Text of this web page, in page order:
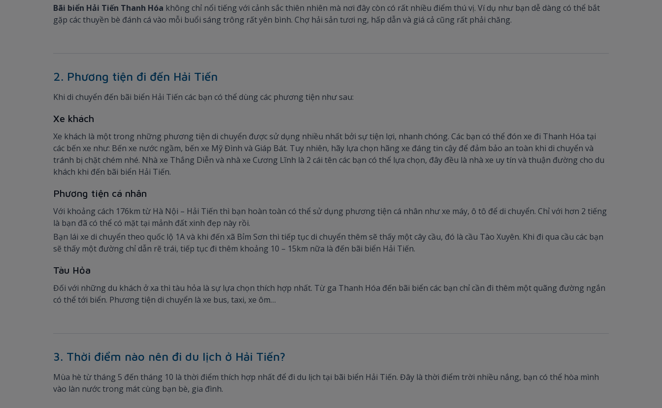
Bãi biển Hải Tiến Thanh Hóa không chỉ nổi tiếng với cảnh sắc thiên nhiên mà nơi đây còn có rất nhiều điểm thú vị. Ví dụ như bạn dễ dàng có thể bắt
gặp các thuyền bè đánh cá vào mỗi buổi sáng trông rất yên bình. Chợ hải sản tươi ng, hấp dẫn và giá cả cũng rất phải chăng.
2. Phương tiện đi đến Hải Tiến
Khi di chuyển đến bãi biển Hải Tiến các bạn có thể dùng các phương tiện như sau:
Xe khách
Xe khách là một trong những phương tiện di chuyển được sử dụng nhiều nhất bởi sự tiện lợi, nhanh chóng. Các bạn có thể đón xe đi Thanh Hóa tại
các bến xe như: Bến xe nước ngầm, bến xe Mỹ Đình và Giáp Bát. Tuy nhiên, hãy lựa chọn hãng xe đáng tin cậy để đảm bảo an toàn khi di chuyển và
tránh bị chặt chém nhé. Nhà xe Thắng Diễn và nhà xe Cương Lĩnh là 2 cái tên các bạn có thể lựa chọn, đây đều là nhà xe uy tín và thuận đường cho du
khách khi đến bãi biển Hải Tiến.
Phương tiện cá nhân
Với khoảng cách 176km từ Hà Nội – Hải Tiến thì bạn hoàn toàn có thể sử dụng phương tiện cá nhân như xe máy, ô tô để di chuyển. Chỉ với hơn 2 tiếng
là bạn đã có thể có mặt tại mảnh đất xinh đẹp này rồi.
Bạn lái xe di chuyển theo quốc lộ 1A và khi đến xã Bỉm Sơn thì tiếp tục di chuyển thêm sẽ thấy một cây cầu, đó là cầu Tào Xuyên. Khi đi qua cầu các bạn
sẽ thấy một đường chỉ dẫn rẽ trái, tiếp tục đi thêm khoảng 10 – 15km nữa là đến bãi biển Hải Tiến.
Tàu Hỏa
Đối với những du khách ở xa thì tàu hỏa là sự lựa chọn thích hợp nhất. Từ ga Thanh Hóa đến bãi biển các bạn chỉ cần đi thêm một quãng đường ngắn
có thể tới biển. Phương tiện di chuyển là xe bus, taxi, xe ôm…
3. Thời điểm nào nên đi du lịch ở Hải Tiến?
Mùa hè từ tháng 5 đến tháng 10 là thời điểm thích hợp nhất để đi du lịch tại bãi biển Hải Tiến. Đây là thời điểm trời nhiều nắng, bạn có thể hòa mình
vào làn nước trong mát cùng bạn bè, gia đình.